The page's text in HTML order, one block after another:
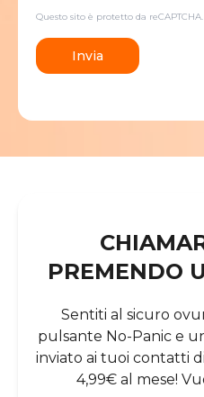
Questo sito è protetto da reCAPTCHA.
Invia
PREMENDO
Sentiti al sicuro
pulsante No-Panic e
inviato ai tuoi contatti
4,99€ al mese!